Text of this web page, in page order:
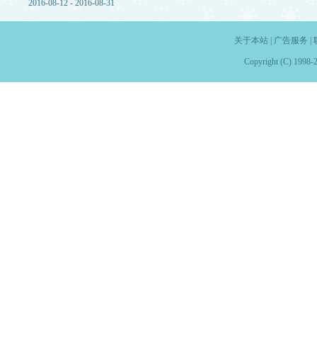
2016-08-12 - 2016-08-31
关于本站| 广告服务
Copyright (C) 1998-